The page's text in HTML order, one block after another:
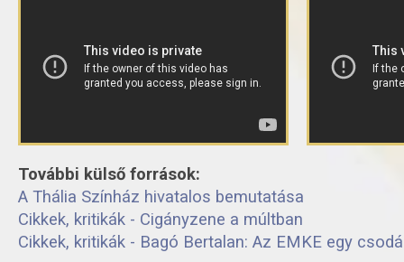
További külső források:
A Thália Színház hivatalos bemutatása
Cikkek, kritikák - Cigányzene a múltban
Cikkek, kritikák - Bagó Bertalan: Az EMKE egy